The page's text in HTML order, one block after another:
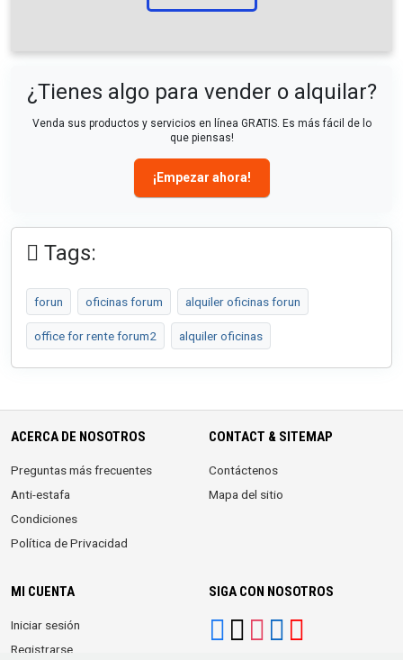
¿Tienes algo para vender o alquilar?
Venda sus productos y servicios en línea GRATIS. Es más fácil de lo
que piensas!
¡Empezar ahora!
Tags:
forun oficinas forum alquiler oficinas forun
office for rente forum2 alquiler oficinas
ACERCA DE NOSOTROS
Preguntas más frecuentes
Anti-estafa
Condiciones
Política de Privacidad
CONTACT & SITEMAP
Contáctenos
Mapa del sitio
MI CUENTA
Iniciar sesión
Registrarse
SIGA CON NOSOTROS